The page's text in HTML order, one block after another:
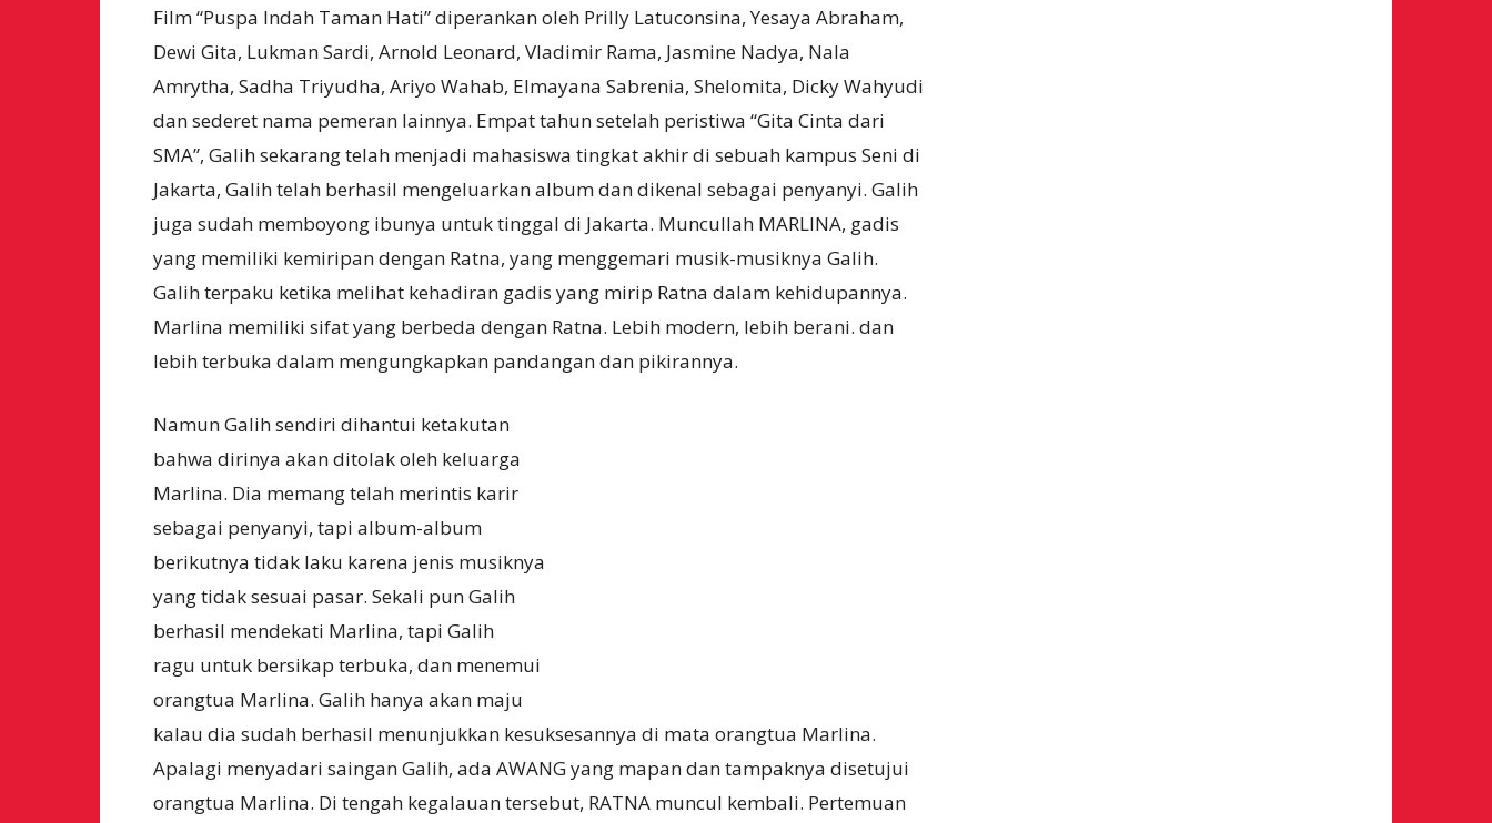
Film “Puspa Indah Taman Hati” diperankan oleh Prilly Latuconsina, Yesaya Abraham,
Dewi Gita, Lukman Sardi, Arnold Leonard, Vladimir Rama, Jasmine Nadya, Nala
Amrytha, Sadha Triyudha, Ariyo Wahab, Elmayana Sabrenia, Shelomita, Dicky Wahyudi
dan sederet nama pemeran lainnya. Empat tahun setelah peristiwa “Gita Cinta dari
SMA”, Galih sekarang telah menjadi mahasiswa tingkat akhir di sebuah kampus Seni di
Jakarta, Galih telah berhasil mengeluarkan album dan dikenal sebagai penyanyi. Galih
juga sudah memboyong ibunya untuk tinggal di Jakarta. Muncullah MARLINA, gadis
yang memiliki kemiripan dengan Ratna, yang menggemari musik-musiknya Galih.
Galih terpaku ketika melihat kehadiran gadis yang mirip Ratna dalam kehidupannya.
Marlina memiliki sifat yang berbeda dengan Ratna. Lebih modern, lebih berani. dan
lebih terbuka dalam mengungkapkan pandangan dan pikirannya.
Namun Galih sendiri dihantui ketakutan
bahwa dirinya akan ditolak oleh keluarga
Marlina. Dia memang telah merintis karir
sebagai penyanyi, tapi album-album
berikutnya tidak laku karena jenis musiknya
yang tidak sesuai pasar. Sekali pun Galih
berhasil mendekati Marlina, tapi Galih
ragu untuk bersikap terbuka, dan menemui
orangtua Marlina. Galih hanya akan maju
kalau dia sudah berhasil menunjukkan kesuksesannya di mata orangtua Marlina.
Apalagi menyadari saingan Galih, ada AWANG yang mapan dan tampaknya disetujui
orangtua Marlina. Di tengah kegalauan tersebut, RATNA muncul kembali. Pertemuan